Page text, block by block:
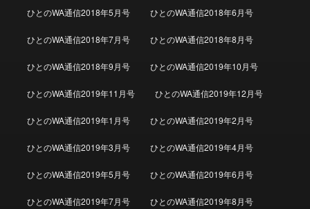
ひとのWA通信2018年5月号 ひとのWA通信2018年6月号
ひとのWA通信2018年7月号 ひとのWA通信2018年8月号
ひとのWA通信2018年9月号 ひとのWA通信2019年10月号
ひとのWA通信2019年11月号 ひとのWA通信2019年12月号
ひとのWA通信2019年1月号 ひとのWA通信2019年2月号
ひとのWA通信2019年3月号 ひとのWA通信2019年4月号
ひとのWA通信2019年5月号 ひとのWA通信2019年6月号
ひとのWA通信2019年7月号 ひとのWA通信2019年8月号